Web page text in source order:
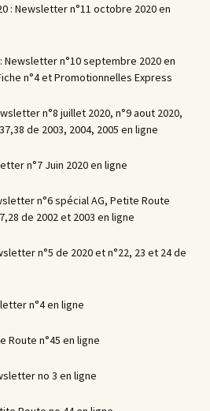
: Newsletter n°11 octobre 2020 en
Newsletter n°10 septembre 2020 en
n°4 et Promotionnelles Express
n°8 juillet 2020, n°9 aout 2020,
de 2003, 2004, 2005 en ligne
n°7 Juin 2020 en ligne
n°6 spécial AG, Petite Route
de 2002 et 2003 en ligne
n°5 de 2020 et n°22, 23 et 24 de
n°4 en ligne
Route n°45 en ligne
no 3 en ligne